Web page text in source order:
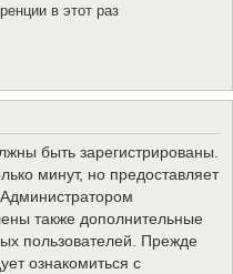
в этот раз
быть зарегистрированы.
минут, но предоставляет
также дополнительные
пользователей. Прежде
ознакомиться с